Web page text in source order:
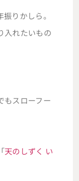
りかしら。
入れたいもの
もスローフー
天のしずく い